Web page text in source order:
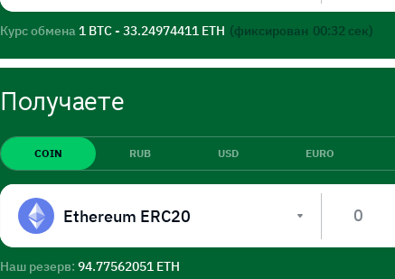
Курс обмена 1 BTC - 33.24974411 ETH (фиксирован 00:32 сек)
Получаете
COIN RUB USD EURO
Ethereum ERC20
Наш резерв: 94.77562051 ETH